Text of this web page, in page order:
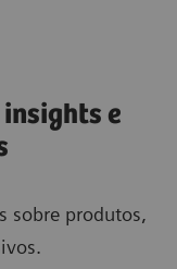
insights e
sobre produtos,